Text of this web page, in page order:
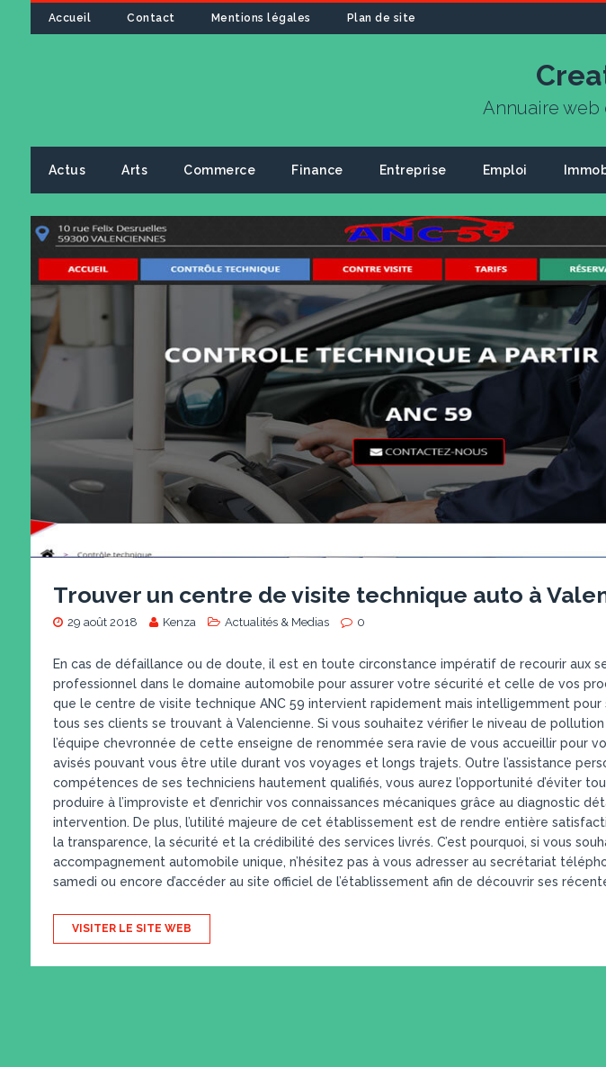
Accueil Contact Mentions légales Plan de site
Annuaire web
Actus Arts Commerce Finance Entreprise Emploi
Trouver un centre de visite technique auto à
29 août 2018 Kenza Actualités & Medias 0
En cas de défaillance ou de doute, il est en toute circonstance impératif de recourir aux
professionnel dans le domaine automobile pour assurer votre sécurité et celle de vos
que le centre de visite technique ANC 59 intervient rapidement mais intelligemment pour
tous ses clients se trouvant à Valencienne. Si vous souhaitez vérifier le niveau de
l’équipe chevronnée de cette enseigne de renommée sera ravie de vous accueillir pour
avisés pouvant vous être utile durant vos voyages et longs trajets. Outre l’assistance
compétences de ses techniciens hautement qualifiés, vous aurez l’opportunité d’éviter
produire à l’improviste et d’enrichir vos connaissances mécaniques grâce au diagnostic
intervention. De plus, l’utilité majeure de cet établissement est de rendre entière
la transparence, la sécurité et la crédibilité des services livrés. C’est pourquoi, si vous
accompagnement automobile unique, n’hésitez pas à vous adresser au secrétariat
samedi ou encore d’accéder au site officiel de l’établissement afin de découvrir ses
VISITER LE SITE WEB